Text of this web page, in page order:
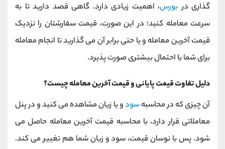
گذاری در بورس، اهمیت زیادی دارد. گاهی قصد دارید تا به
سرعت معامله کنید؛ در این صورت، قیمت سفارشتان را نزدیک
قیمت آخرین معامله و یا حتی برابر آن می گذارید تا انجام معامله
برای شما با احتمال بیشتری صورت پذیرد.
دلیل تفاوت قیمت پایانی و قیمت آخرین معامله چیست؟
آن چیزی که در محاسبهسودو یا زیان مشاهده می کنید و در پنل
معاملاتی قرار دارد، با محاسبه قیمت آخرین معامله حاصل می
شود. پس با نوسان قیمت، سود و زیان شما هم تغییر می کند.